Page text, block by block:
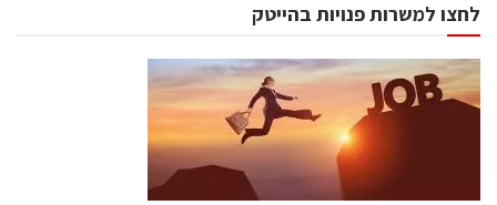
לחצו למשרות פנויות בהייטק